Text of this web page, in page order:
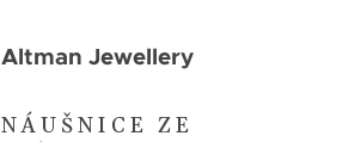
NÁUŠNICE ZE
Altman Jewellery